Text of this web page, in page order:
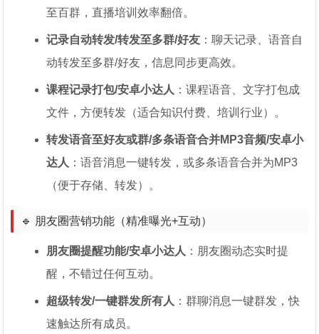
至百群，直播培训效率翻倍。
记录自动转发/转发至多群/好友 ：聊天记录、语音自
动转发至多群/好友，信息同步更高效。
课程记录打包/安卓小达人 ：课程语音、文字打包成
文件，方便转发（适合知识付费、培训行业）。
转发语音至好友或群/多条语音合并MP3音频/安卓小
达人 ：语音消息一键转发，或多条语音合并为MP3
（便于存储、转发）。
🔹 朋友圈营销功能（精准曝光+互动）
朋友圈提醒功能/安卓小达人 ：朋友圈动态实时提
醒，不错过任何互动。
超级转发/一键群发所有人 ：群聊消息一键群发，快
速触达所有成员。